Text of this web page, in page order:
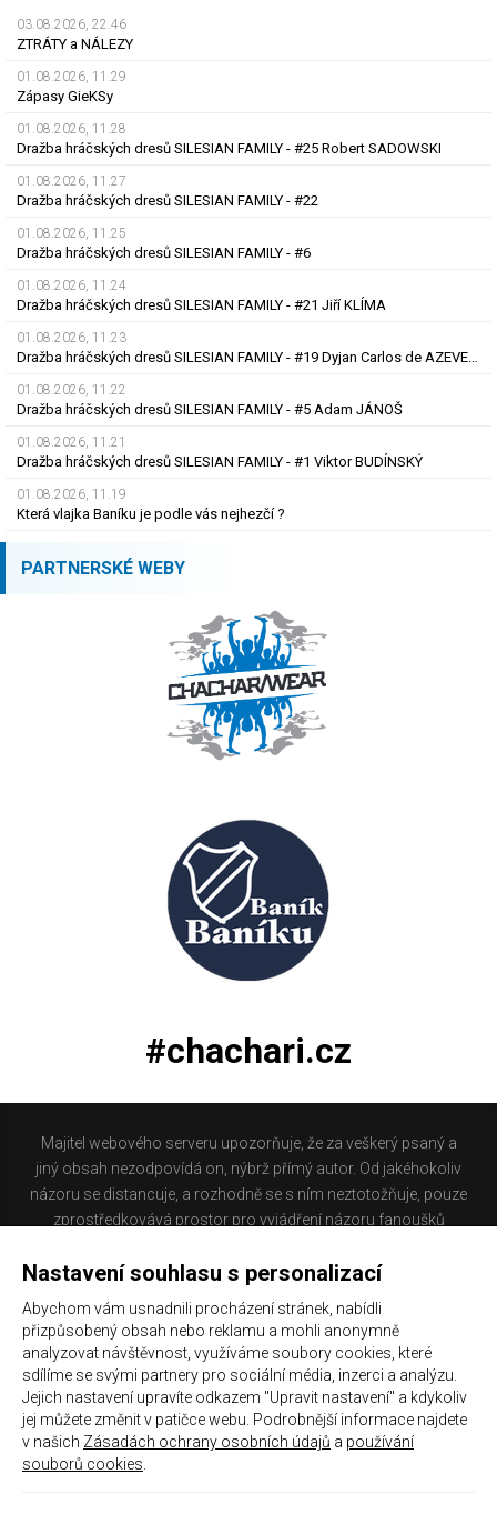
03.08.2026, 22.46
ZTRÁTY a NÁLEZY
01.08.2026, 11.29
Zápasy GieKSy
01.08.2026, 11.28
Dražba hráčských dresů SILESIAN FAMILY - #25 Robert SADOWSKI
01.08.2026, 11.27
Dražba hráčských dresů SILESIAN FAMILY - #22
01.08.2026, 11.25
Dražba hráčských dresů SILESIAN FAMILY - #6
01.08.2026, 11.24
Dražba hráčských dresů SILESIAN FAMILY - #21 Jiří KLÍMA
01.08.2026, 11.23
Dražba hráčských dresů SILESIAN FAMILY - #19 Dyjan Carlos de AZEVEDO
01.08.2026, 11.22
Dražba hráčských dresů SILESIAN FAMILY - #5 Adam JÁNOŠ
01.08.2026, 11.21
Dražba hráčských dresů SILESIAN FAMILY - #1 Viktor BUDÍNSKÝ
01.08.2026, 11.19
Která vlajka Baníku je podle vás nejhezčí ?
PARTNERSKÉ WEBY
#chachari.cz
Majitel webového serveru upozorňuje, že za veškerý psaný a
jiný obsah nezodpovídá on, nýbrž přímý autor. Od jakéhokoliv
názoru se distancuje, a rozhodně se s ním neztotožňuje, pouze
zprostředkovává prostor pro vyjádření názoru fanoušků
nacházíte obsahuje materiál, který někteří lidé mohou
nejsou dle právní úpravy zákona č. 480/2004 Sb., o některých
službách informační společnosti a o změně některých zákonů
(zákon o některých službách informační společnosti) a
zejména §6 citovaného zákona, odpovědni za příspěvky
návštěvníků těchto stránek.
Galerie|Historie
Nastavení souhlasu s personalizací
Abychom vám usnadnili procházení stránek, nabídli
přizpůsobený obsah nebo reklamu a mohli anonymně
analyzovat návštěvnost, využíváme soubory cookies, které
sdílíme se svými partnery pro sociální média, inzerci a analýzu.
Jejich nastavení upravíte odkazem "Upravit nastavení" a kdykoliv
jej můžete změnit v patičce webu. Podrobnější informace najdete
v našich Zásadách ochrany osobních údajů a používání
souborů cookies